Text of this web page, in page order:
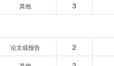
其他 3
论文或报告 2